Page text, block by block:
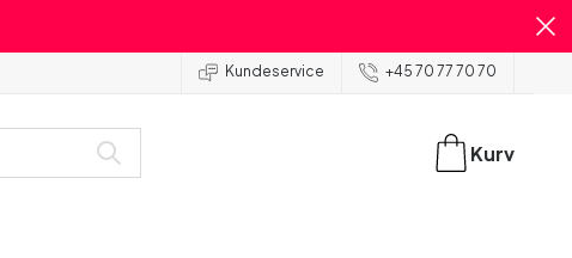
Kundeservice +45 70 77 70 70
Kurv